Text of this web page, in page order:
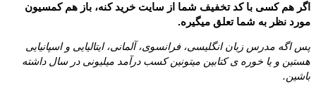
اگر هم کسی با کد تخفیف شما از سایت خرید کنه، باز هم کمسیون
مورد نظر به شما تعلق میگیره.
پس اگه مدرس زبان انگلیسی، فرانسوی، آلمانی، ایتالیایی و اسپانیایی
هستین و یا خوره ی کتابین میتونین کسب درآمد میلیونی در سال داشته
باشین.